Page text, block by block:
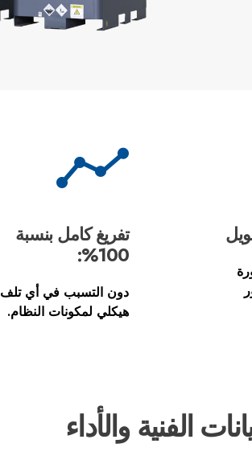
دورة
تفريغ كامل بنسبة
100%:
دون التسبب في أي تلف
هيكلي لمكونات النظام.
الفنية والأداء